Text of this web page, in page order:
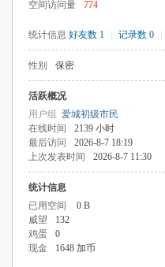
空间访问量
774
统计信息 好友数 1 记录数 0
性别 保密
活跃概况
用户组 爱城初级市民
在线时间
2139 小时
最后访问
2026-8-7 18:19
上次发表时间
2026-8-7 11:30
统计信息
已用空间
0 B
威望
132
鸡蛋
0
现金
1648 加币